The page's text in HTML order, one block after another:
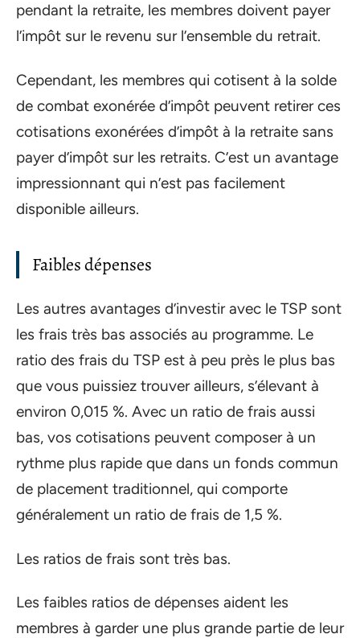
pendant la retraite, les membres doivent payer
l’impôt sur le revenu sur l’ensemble du retrait.
Cependant, les membres qui cotisent à la solde
de combat exonérée d’impôt peuvent retirer ces
cotisations exonérées d’impôt à la retraite sans
payer d’impôt sur les retraits. C’est un avantage
impressionnant qui n’est pas facilement
disponible ailleurs.
Faibles dépenses
Les autres avantages d’investir avec le TSP sont
les frais très bas associés au programme. Le
ratio des frais du TSP est à peu près le plus bas
que vous puissiez trouver ailleurs, s’élevant à
environ 0,015 %. Avec un ratio de frais aussi
bas, vos cotisations peuvent composer à un
rythme plus rapide que dans un fonds commun
de placement traditionnel, qui comporte
généralement un ratio de frais de 1,5 %.
Les ratios de frais sont très bas.
Les faibles ratios de dépenses aident les
membres à garder une plus grande partie de leur